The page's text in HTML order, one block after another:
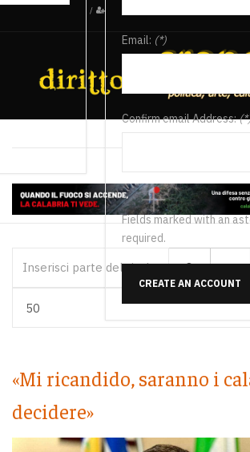
/
Email: (*)
Confirm email Address:
Fields marked with an
required.
CREATE AN ACCOUNT
«Mi ricandido, saranno i
decidere»